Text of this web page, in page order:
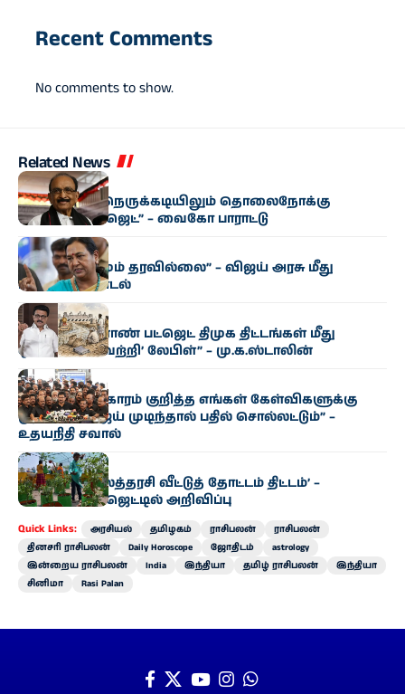
Recent Comments
No comments to show.
Related News
அரசியல்
“மிகுந்த நிதி நெருக்கடியிலும் தொலைநோக்கு
வேளாண் பட்ஜெட்” – வைகோ பாராட்டு
அரசியல்
“எந்த மாற்றமும் தரவில்லை” – விஜய் அரசு மீது
பிரேமலதா சாடல்
அரசியல்
“தமிழக வேளாண் பட்ஜெட் திமுக திட்டங்கள் மீது
ஒட்டப்பட்ட ‘வெற்றி’ லேபிள்” – மு.க.ஸ்டாலின்
அரசியல்
“காவிரி விவகாரம் குறித்த எங்கள் கேள்விகளுக்கு
முதல்வர் விஜய் முடிந்தால் பதில் சொல்லட்டும்” –
உதயநிதி சவால்
அரசியல்
‘வெற்றி இல்லத்தரசி வீட்டுத் தோட்டம் திட்டம்’ –
வேளாண் பட்ஜெட்டில் அறிவிப்பு
Quick Links: அரசியல் தமிழகம் ராசிபலன்
ராசிபலன்
தினசரி ராசிபலன்
Daily Horoscope ஜோதிடம்
astrology
இன்றைய ராசிபலன்
India இந்தியா தமிழ் ராசிபலன்
இந்தியா
சினிமா
Rasi Palan